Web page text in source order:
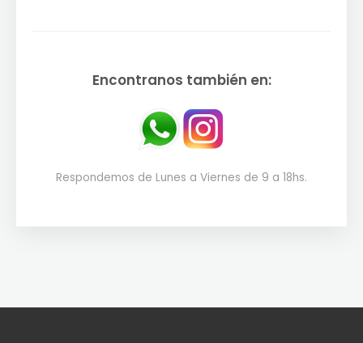
Encontranos también en:
Respondemos de Lunes a Viernes de 9 a 18hs.